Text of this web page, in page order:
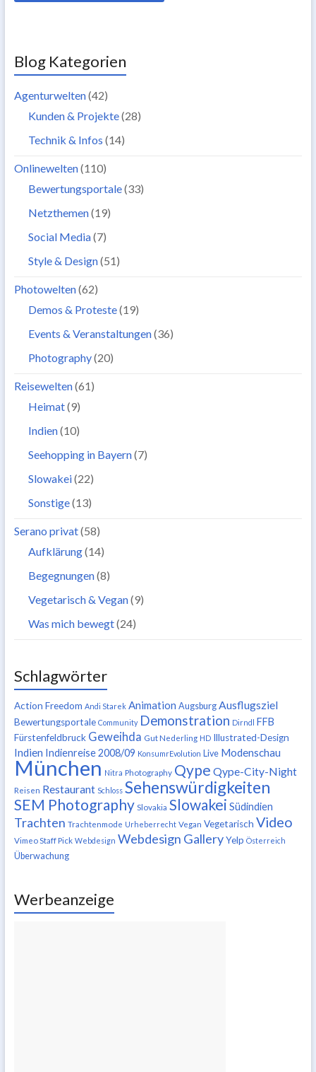
Blog Kategorien
Agenturwelten(42)
Kunden & Projekte(28)
Technik & Infos (14)
Onlinewelten(110)
Bewertungsportale(33)
Netzthemen(19)
Social Media(7)
Style & Design(51)
Photowelten(62)
Demos & Proteste(19)
Events & Veranstaltungen(36)
Photography(20)
Reisewelten(61)
Heimat(9)
Indien(10)
Seehopping in Bayern(7)
Slowakei(22)
Sonstige(13)
Serano privat(58)
Aufklärung(14)
Begegnungen(8)
Vegetarisch & Vegan(9)
Was mich bewegt(24)
Schlagwörter
Action Freedom Andi Starek Animation Augsburg Ausflugsziel
Bewertungsportale Community Demonstration Dirndl FFB
Fürstenfeldbruck Geweihda Gut Nederling HD Illustrated-Design
Indien Indienreise 2008/09 KonsumrEvolution Live Modenschau
München Nitra Photography Qype Qype-City-Night
Reisen Restaurant Schloss Sehenswürdigkeiten
SEM Photography Slovakia Slowakei Südindien
Trachten Trachtenmode Urheberrecht Vegan Vegetarisch Video
Vimeo Staff Pick Webdesign Webdesign Gallery Yelp Österreich
Überwachung
Werbeanzeige